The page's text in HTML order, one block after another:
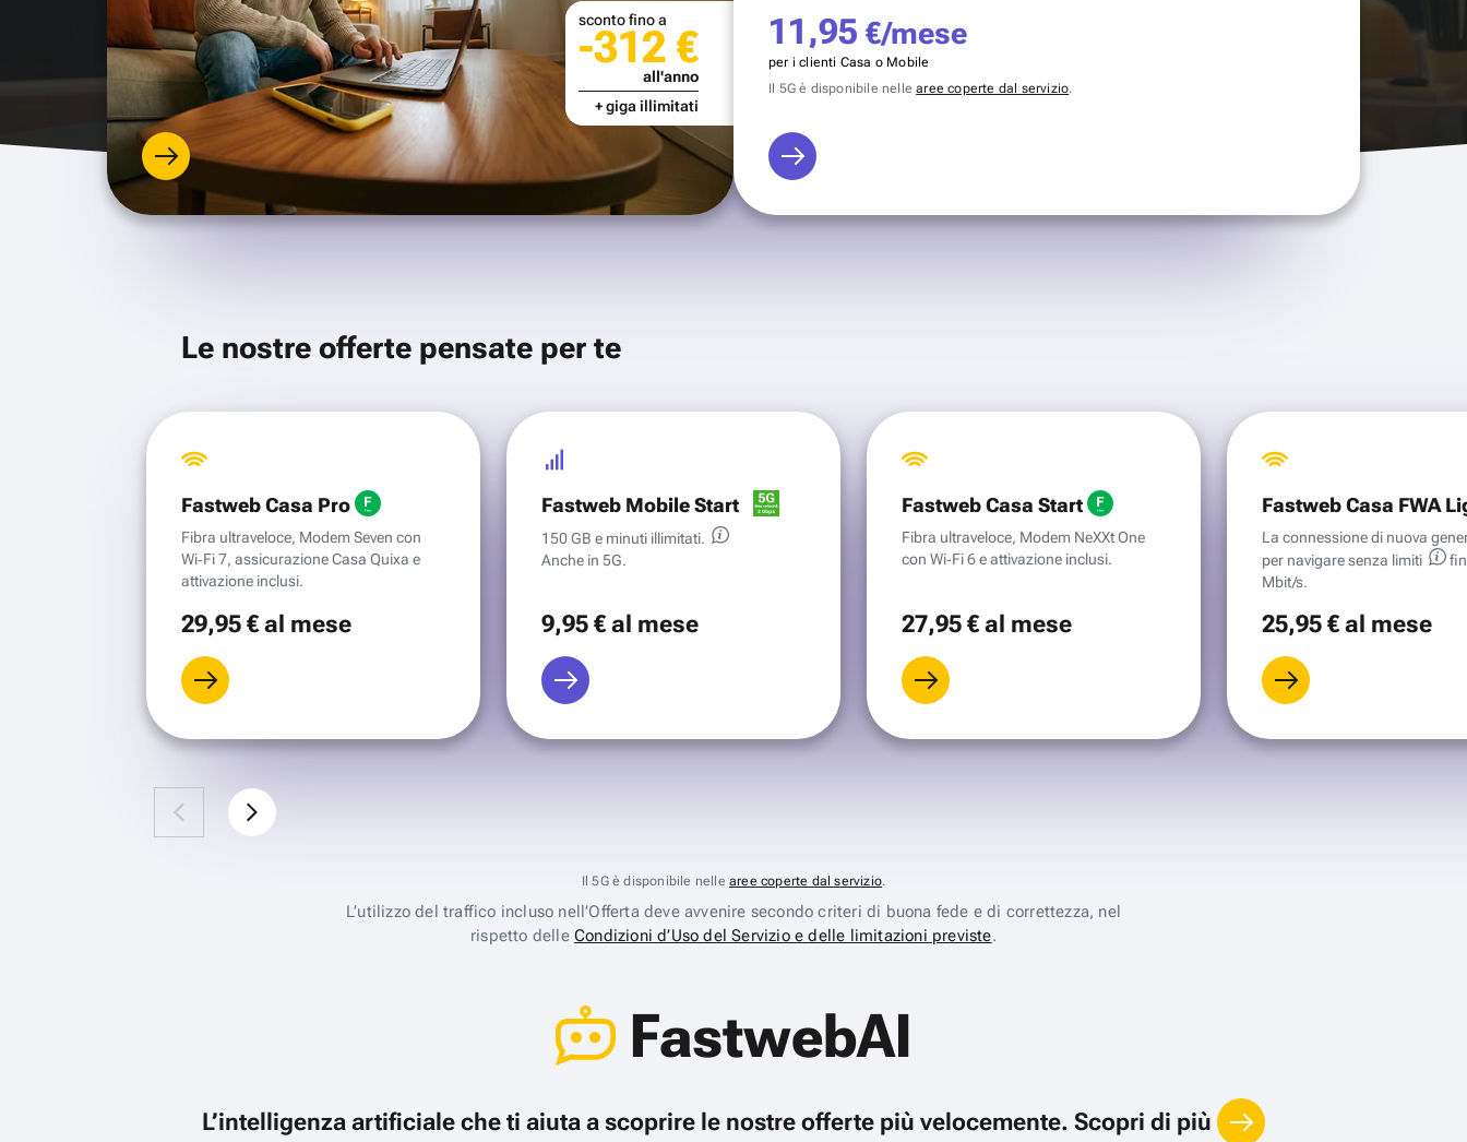
sconto fino a
-312 €
all'anno
+ giga illimitati
11,95 €/mese
per i clienti Casa o Mobile
Il 5G è disponibile nellearee coperte dal servizio.
Le nostre offerte pensate per te
Fastweb Casa Pro
Fibra ultraveloce, Modem Seven con
Wi‑Fi 7, assicurazione Casa Quixa e
attivazione inclusi.
29,95 €al mese
Fastweb Mobile Start
150 GB e minuti illimitati.
Anche in 5G.
9,95 €al mese
Fastweb Casa Start
Fibra ultraveloce, Modem NeXXt One
con Wi‑Fi 6 e attivazione inclusi.
27,95 €al mese
Fastweb Casa FWA
La connessione di nuova
per navigare senza limiti
Mbit/s.
25,95 €al mese
Il 5G è disponibile nelle aree coperte dal servizio.
L’utilizzo del traffico incluso nell’Offerta deve avvenire secondo criteri di buona fede e di correttezza, nel
rispetto delleCondizioni d’Uso del Servizio e delle limitazioni previste.
FastwebAI
L’intelligenza artificiale che ti aiuta a scoprire le nostre offerte più velocemente. Scopri di più